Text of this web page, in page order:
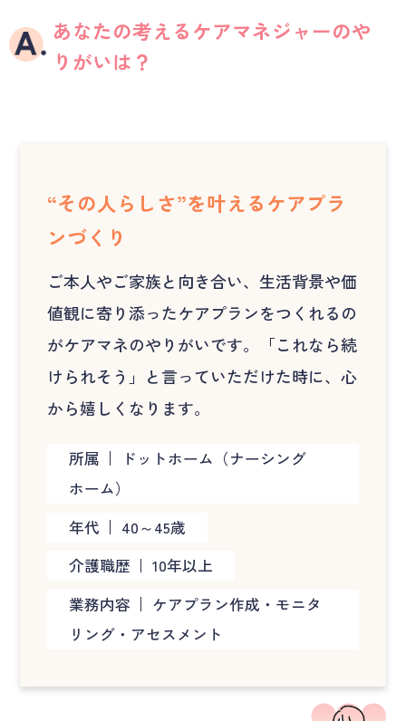
あなたの考えるケアマネジャーのや
りがいは？
“その人らしさ”を叶えるケアプラ
ンづくり
ご本人やご家族と向き合い、生活背景や価
値観に寄り添ったケアプランをつくれるの
がケアマネのやりがいです。「これなら続
けられそう」と言っていただけた時に、心
から嬉しくなります。
所属
ドットホーム（ナーシング
ホーム）
年代
40～45歳
介護職歴
10年以上
業務内容
ケアプラン作成・モニタ
リング・アセスメント